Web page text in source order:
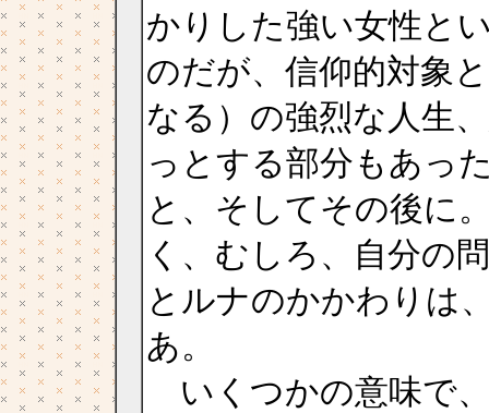
かりした強い女性と
のだが、信仰的対象
なる）の強烈な人生
っとする部分もあっ
と、そしてその後に
く、むしろ、自分の
とルナのかかわりは
あ。
いくつかの意味で